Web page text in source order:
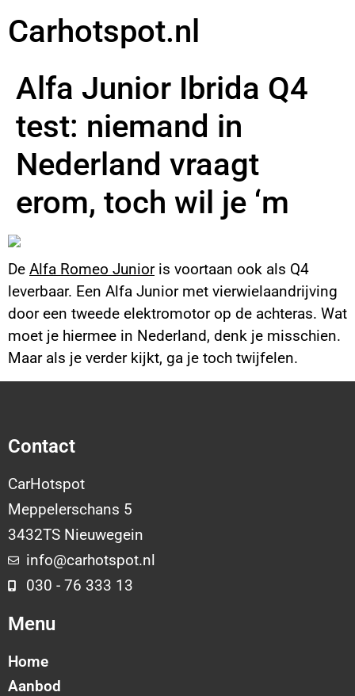
Carhotspot.nl
Alfa Junior Ibrida Q4
test: niemand in
Nederland vraagt
erom, toch wil je ‘m
De Alfa Romeo Junioris voortaan ook als Q4
leverbaar. Een Alfa Junior met vierwielaandrijving
door een tweede elektromotor op de achteras. Wat
moet je hiermee in Nederland, denk je misschien.
Maar als je verder kijkt, ga je toch twijfelen.
Contact
CarHotspot
Meppelerschans 5
3432TS Nieuwegein
info@carhotspot.nl
030 - 76 333 13
Menu
Home
Aanbod